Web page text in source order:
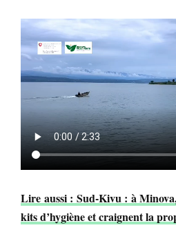
Lire aussi : Sud-Kivu : à
kits d’hygiène et craignent la